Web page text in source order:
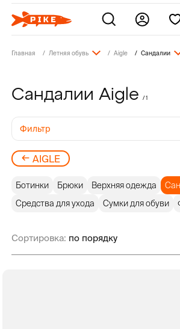
Главная Летняя обувь Aigle Сандалии
Сандалии Aigle / 1
Фильтр
AIGLE
Ботинки Брюки Верхняя одежда
Средства для ухода
Сумки для обуви
Сортировка: